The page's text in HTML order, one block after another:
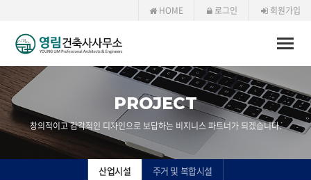
HOME 로그인 회원가입
Toggle
PROJECT
창의적이고 감각적인 디자인으로 보답하는 비지니스 파트너가 되겠습니다.
산업시설 주거 및 복합시설